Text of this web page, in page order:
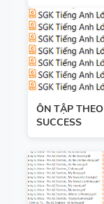
ÔN TẬP
SUCCESS